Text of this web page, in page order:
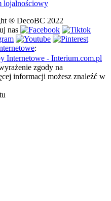
lojalnościowy
® DecoBC 2022
nas
:
zgody na
informacji możesz znaleźć w